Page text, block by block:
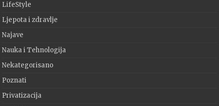
LifeStyle
Ljepota i zdravlje
Najave
Nauka i Tehnologija
Nekategorisano
Poznati
Privatizacija